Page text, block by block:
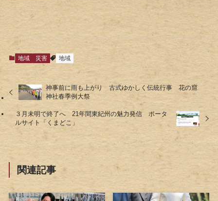
地域 災害 地域
神事前に雨も上がり 古式ゆかしく伝統行事 花の窟
神社春季例大祭
３月未明で終了へ 21年間東紀州の魅力発信 ポータ
ルサイト「くまどこ」
関連記事